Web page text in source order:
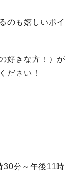
のも嬉しいポイ
好きな方！）が
ださい！
30分～午後11時
#まとめ
発プロジェクト